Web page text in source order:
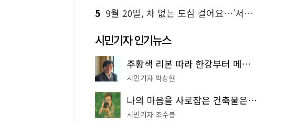
5 9월 20일, 차 없는 도심 걸어요…'서울 걷자 페스티벌' 선착순 5천명
시민기자 인기뉴스
주황색 리본 따라 한강부터 메타세쿼이아 숲길까지…서울둘레길 15코스
시민기자 박상현
나의 마음을 사로잡은 건축물은? '서울시 건축상' 수상작 공개!
시민기자 조수봉